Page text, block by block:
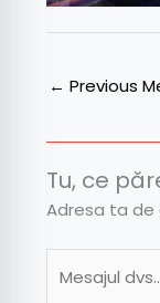
← Previous
Tu, ce
Adresa ta de